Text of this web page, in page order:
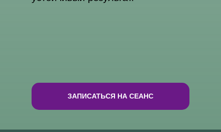
ЗАПИСАТЬСЯ НА СЕАНС
Политика конфиденциальности